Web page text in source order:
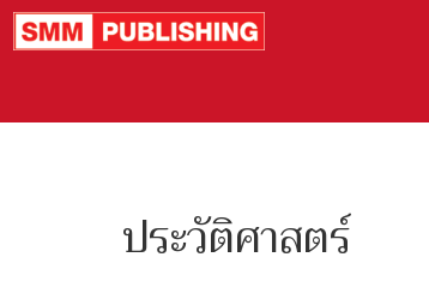
ประวัติศาสตร์